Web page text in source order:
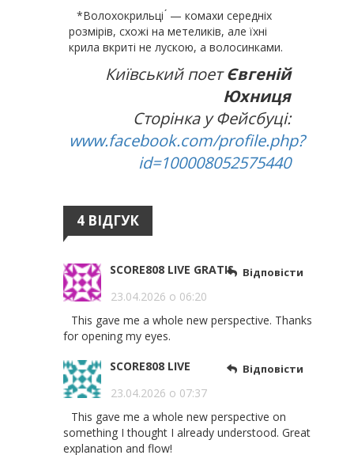
*Волохокрильці ́ — комахи середніх
розмірів, схожі на метеликів, але їхні
крила вкриті не лускою, а волосинками.
Київський поетЄвгеній
Юхниця
Сторінка у Фейсбуці:
www.facebook.com/profile.php?
id=100008052575440
4 ВІДГУК
SCORE808 LIVE GRATIS
23.04.2026 о 06:20
This gave me a whole new perspective. Thanks
for opening my eyes.
Відповісти
SCORE808 LIVE
23.04.2026 о 07:37
This gave me a whole new perspective on
something I thought I already understood. Great
explanation and flow!
Відповісти